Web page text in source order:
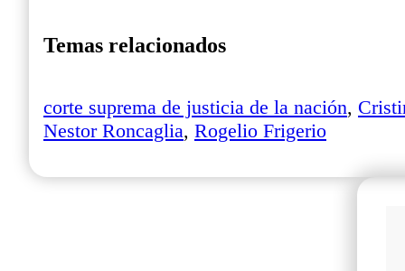
Temas relacionados
corte suprema de justicia de la nación,
Nestor Roncaglia, Rogelio Frigerio